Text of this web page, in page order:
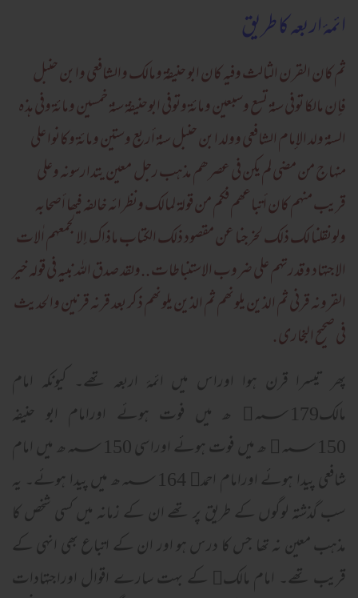
ائمۂ اربعہ کا طریق
ثم کان القرن الثالث وفیہ کان ابو حنیفۃ ومالک والشافعی وابن حنبل
فإن مالکا توفی سنۃ تسع وسبعین ومائۃ وتوفی ابوحنیفۃ سنۃ خمسین ومائۃ وفی ہذہ
السنۃ ولد الإمام الشافعی وولد ابن حنبل سنۃ أربع وستین ومائۃ وکانوا علی
منہاج من مضی لم یکن فی عصرھم مذہب رجل معین یتدارسونہ وعلی
قریب منہم کان أتباعھم فکم من قولۃ لمالک ونظرائہ خالفہ فیھا أصحابہ
ولونقلنا لک ذلک لخرجنا عن مقصود ذلک الکتاب ماذاک إلا لجمعہم اٰلات
الاجتہاد وقدرتہم علی ضروب الاستنباطات ..ولقد صدق اللہ نبیہ فی قولہ خیر
القرونہ قرنی ثم الذین یلونھم ثم الذین یلونھم ذکر بعد قرنہ قرنین والحدیث
فی صحیح البخاری .
پھر تیسرا قرن ہوا اوراس میں ائمۂ اربعہ تھے۔ کیونکہ امام
مالک﷫؁179 ھ میں فوت ہوئے اورامام ابو حنیفہ
﷫؁150 ھ میں فوت ہوئے اوراسی ؁150ھ میں امام
شافعی پیدا ہوئے اورامام احمد﷫ ؁164ھ میں پیدا ہوئے۔ یہ
سب گذشتہ لوگوں کے طریق پر تھے ان کے زمانہ میں کسی شخص کا
مذہب معین نہ تھا جس کا درس ہو اور ان کے اتباع بھی انہی کے
قریب تھے۔ امام مالک﷫ کے بہت سارے اقوال اوراجتہادات